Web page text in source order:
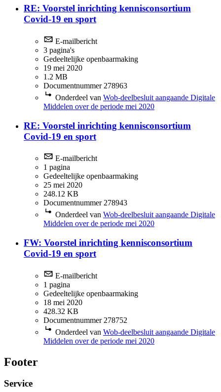
RE: Voorstel inrichting kennisconsortium
Covid-19 en sport
E-mailbericht
3 pagina's
Gedeeltelijke openbaarmaking
19 mei 2020
1.2 MB
Documentnummer 278963
Onderdeel van Wob-deelbesluit aangaande Digitale
Middelen over de periode mei 2020
RE: Voorstel inrichting kennisconsortium
Covid-19 en sport
E-mailbericht
1 pagina
Gedeeltelijke openbaarmaking
25 mei 2020
248.12 KB
Documentnummer 278943
Onderdeel van Wob-deelbesluit aangaande Digitale
Middelen over de periode mei 2020
FW: Voorstel inrichting kennisconsortium
Covid-19 en sport
E-mailbericht
1 pagina
Gedeeltelijke openbaarmaking
18 mei 2020
428.32 KB
Documentnummer 278752
Onderdeel van Wob-deelbesluit aangaande Digitale
Middelen over de periode mei 2020
Footer
Service